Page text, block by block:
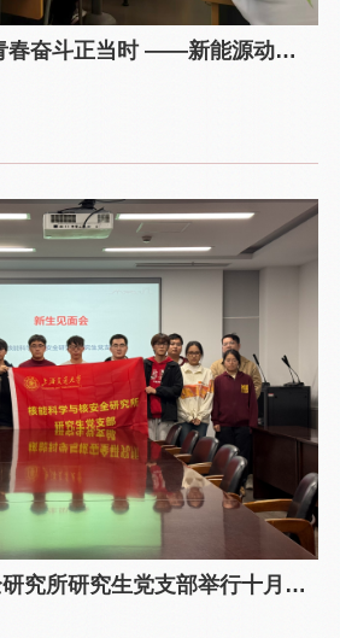
春奋斗正当时 ——新能源动力
支部召开关于学习《习近平关
究所研究生党支部举行十月主